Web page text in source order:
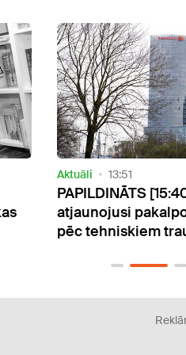
Bērni 14:23
LM skaidro, kā
dienests ietekmē
ģimeņu atbalstu